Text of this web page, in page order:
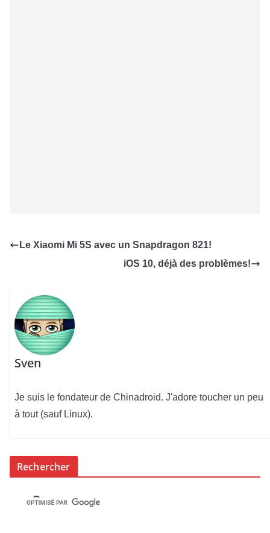
Le Xiaomi Mi 5S avec un Snapdragon 821!
iOS 10, déjà des problèmes!
Sven
Je suis le fondateur de Chinadroid. J'adore toucher un peu
à tout (sauf Linux).
Rechercher